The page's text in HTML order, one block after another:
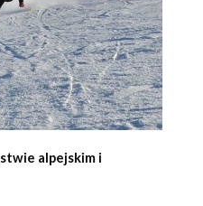
alpejskim i